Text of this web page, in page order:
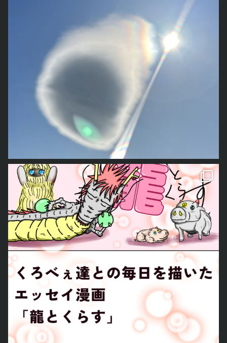
この度noteの方で、新しくくろべぇ達との日常を描いたエッセイマンガを連載